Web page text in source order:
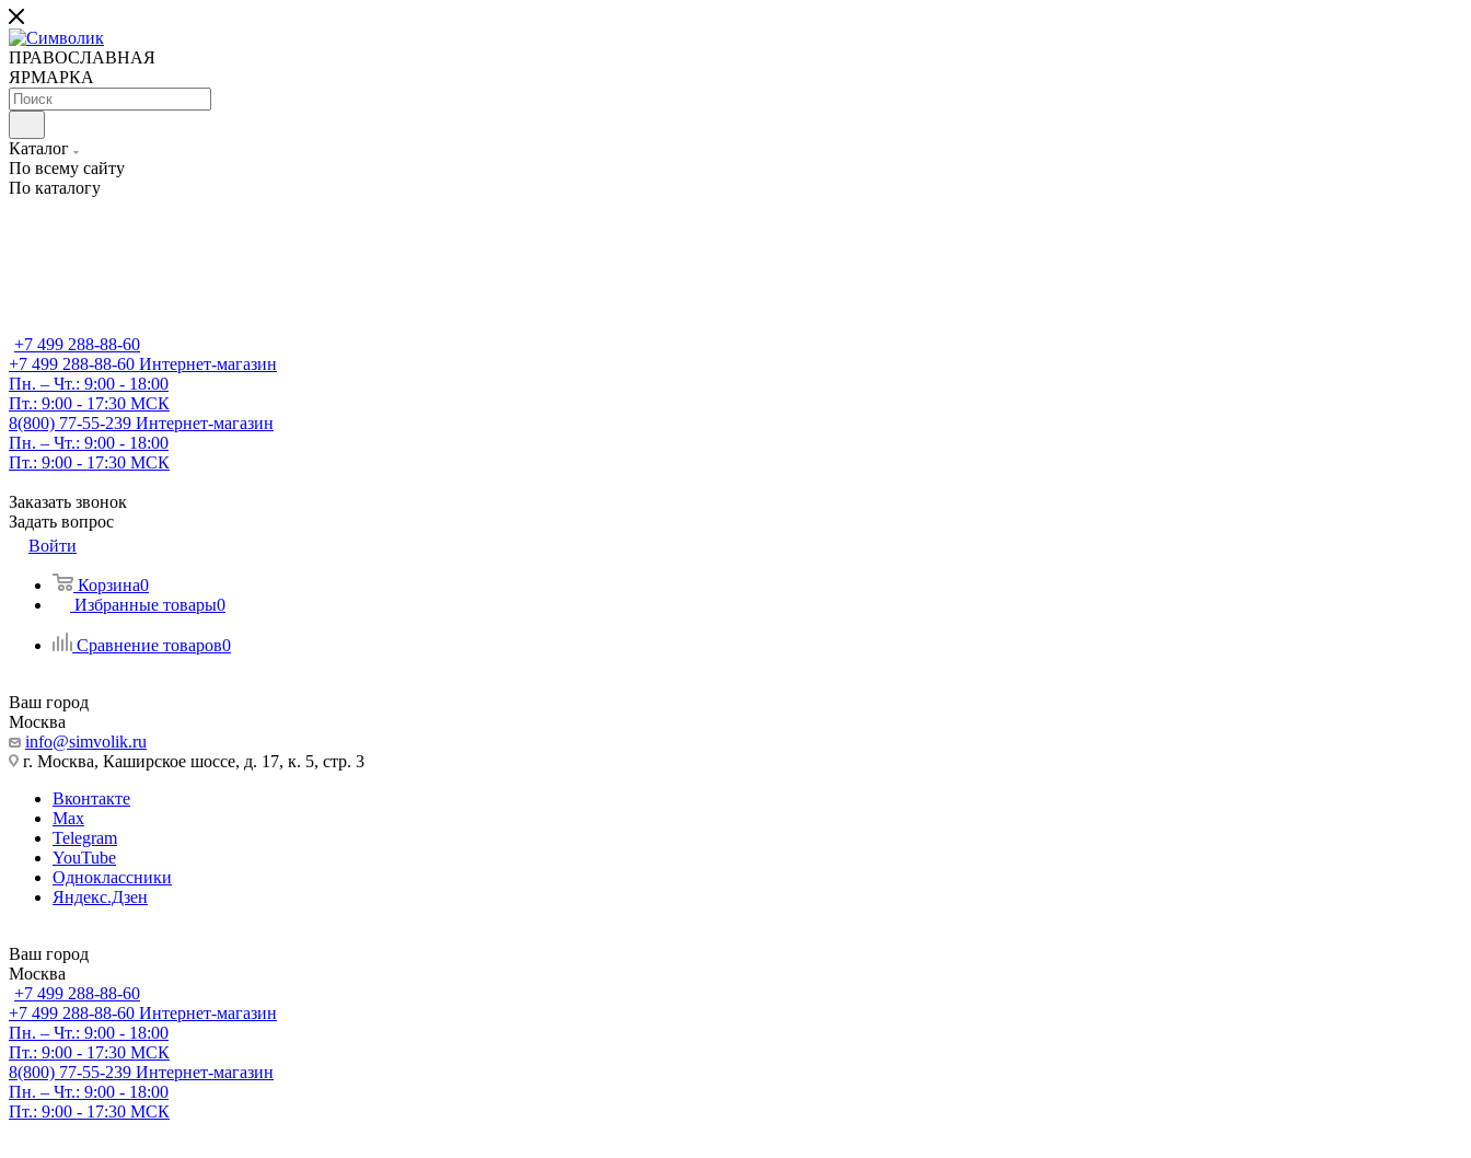
ПРАВОСЛАВНАЯ
ЯРМАРКА
Каталог
По всему сайту
По каталогу
+7 499 288-88-60
+7 499 288-88-60 Интернет-магазин
Пн. – Чт.: 9:00 - 18:00
Пт.: 9:00 - 17:30 МСК
8(800) 77-55-239 Интернет-магазин
Пн. – Чт.: 9:00 - 18:00
Пт.: 9:00 - 17:30 МСК
Заказать звонок
Задать вопрос
Войти
Корзина0
Избранные товары0
Сравнение товаров0
Ваш город
Москва
info@simvolik.ru
г. Москва, Каширское шоссе, д. 17, к. 5, стр. 3
Вконтакте
Max
Telegram
YouTube
Одноклассники
Яндекс.Дзен
Ваш город
Москва
+7 499 288-88-60
+7 499 288-88-60 Интернет-магазин
Пн. – Чт.: 9:00 - 18:00
Пт.: 9:00 - 17:30 МСК
8(800) 77-55-239 Интернет-магазин
Пн. – Чт.: 9:00 - 18:00
Пт.: 9:00 - 17:30 МСК